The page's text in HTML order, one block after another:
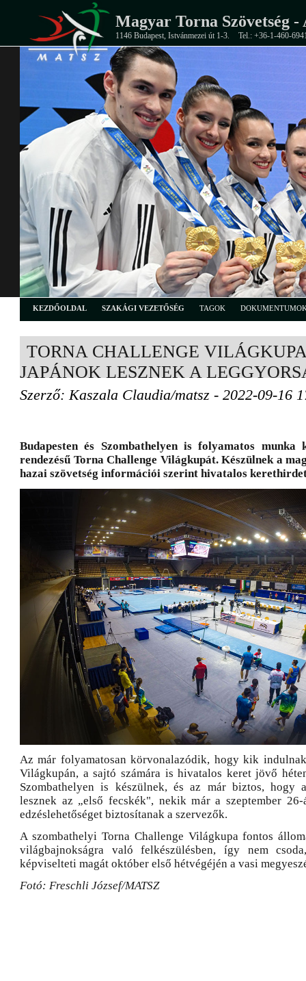
Magyar Torna Szövetség -
1146 Budapest, Istvánmezei út 1-3. Tel.: +36-1-460-
KEZDŐOLDAL SZAKÁGI VEZETŐSÉG TAGOK
TORNA CHALLENGE
JAPÁNOK LESZNEK A
Szerző: Kaszala Claudia/matsz - 2022-09-16
Budapesten és Szombathelyen is folyamatos
rendezésű Torna Challenge Világkupát. Készülnek a
hazai szövetség információi szerint hivatalos
Az már folyamatosan körvonalazódik, hogy kik
Világkupán, a sajtó számára is hivatalos keret jövő
Szombathelyen is készülnek, és az már biztos, hogy
lesznek az „első fecskék", nekik már a szeptember
edzéslehetőséget biztosítanak a szervezők.
A szombathelyi Torna Challenge Világkupa fontos
világbajnokságra való felkészülésben, így nem
képviselteti magát október első hétvégéjén a vasi
Fotó: Freschli József/MATSZ